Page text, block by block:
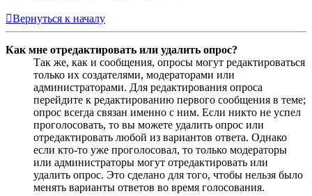
Вернуться к началу
Как мне отредактировать или удалить опрос?
Так же, как и сообщения, опросы могут редактироваться
только их создателями, модераторами или
администраторами. Для редактирования опроса
перейдите к редактированию первого сообщения в теме;
опрос всегда связан именно с ним. Если никто не успел
проголосовать, то вы можете удалить опрос или
отредактировать любой из вариантов ответа. Однако
если кто-то уже проголосовал, то только модераторы
или администраторы могут отредактировать или
удалить опрос. Это сделано для того, чтобы нельзя было
менять варианты ответов во время голосования.